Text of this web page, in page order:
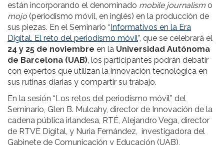
están incorporando el denominado mobile journalism o
mojo (periodismo móvil, en inglés) en la producción de
sus piezas. En el Seminario “ Informativos en la Era
Digital. El reto del periodismo móvil”, que se celebrará el
24 y 25 de noviembre en la Universidad Autónoma
de Barcelona (UAB), los participantes podrán debatir
con expertos que utilizan la innovación tecnológica en
sus rutinas diarias y compartir su trabajo.
En la sesión “Los retos del periodismo móvil” del
Seminario, Glen B. Mulcahy, director de Innovación de la
cadena pública irlandesa, RTÉ, Alejandro Vega, director
de RTVE Digital, y Nuria Fernández, investigadora del
Gabinete de Comunicación y Educación (UAB),